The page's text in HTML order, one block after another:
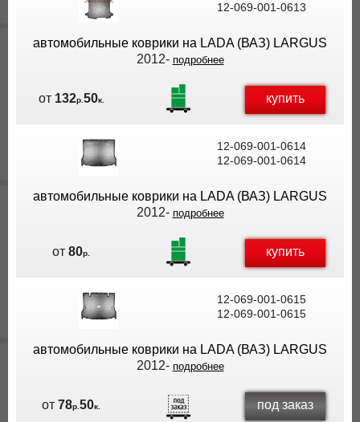
12-069-001-0613
автомобильные коврики на LADA (ВАЗ) LARGUS
2012- подробнее
от 132р. 50к. купить
12-069-001-0614
12-069-001-0614
автомобильные коврики на LADA (ВАЗ) LARGUS
2012- подробнее
от80р. купить
12-069-001-0615
12-069-001-0615
автомобильные коврики на LADA (ВАЗ) LARGUS
2012- подробнее
от78р.50к. под заказ